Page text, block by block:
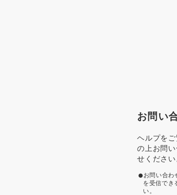
お問い
ヘルプを
の上お問
せください
お問い合わ
を受信でき
い。